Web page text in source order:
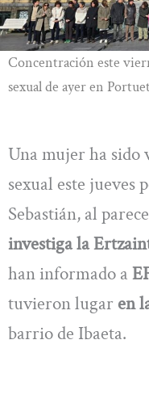
Concentración este
sexual de ayer en
Una mujer ha sido
sexual este jueves
Sebastián, al
investiga la
han informado a
tuvieron lugar en
barrio de Ibaeta.